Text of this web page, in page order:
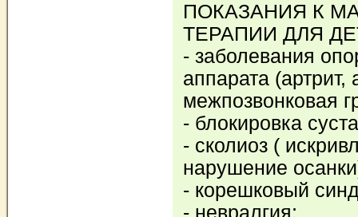
ПОКАЗАНИЯ К
ТЕРАПИИ ДЛЯ
- заболевания
аппарата (артрит,
межпозвонковая
- блокировка
- сколиоз (
нарушение
- корешковый
- невралгия;